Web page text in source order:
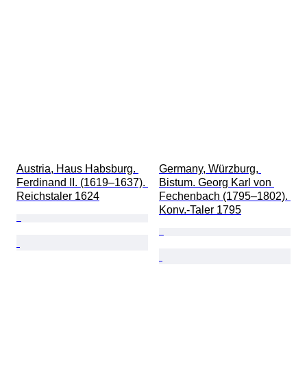
Austria, Haus Habsburg.
Ferdinand II. (1619–1637).
Reichstaler 1624
Germany, Würzburg,
Bistum. Georg Karl von
Fechenbach (1795–1802).
Konv.-Taler 1795